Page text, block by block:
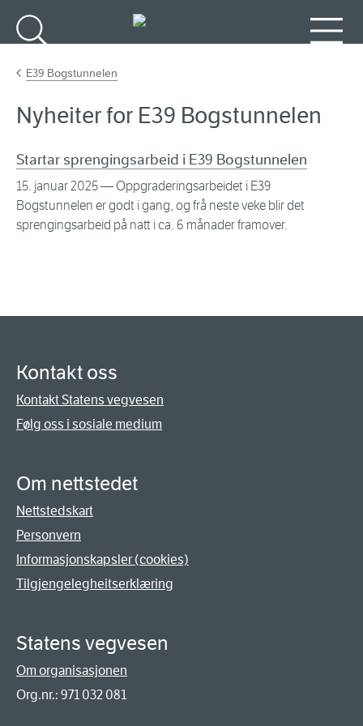
E39 Bogstunnelen
Nyheiter for E39 Bogstunnelen
Startar sprengingsarbeid i E39 Bogstunnelen
15. januar 2025— Oppgraderingsarbeidet i E39
Bogstunnelen er godt i gang, og frå neste veke blir det
sprengingsarbeid på natt i ca. 6 månader framover.
Kontakt oss
Kontakt Statens vegvesen
Følg oss i sosiale medium
Om nettstedet
Nettstedskart
Personvern
Informasjonskapsler (cookies)
Tilgjengelegheitserklæring
Statens vegvesen
Om organisasjonen
Org.nr.: 971 032 081